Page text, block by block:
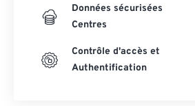
Données sécurisées
Centres
Contrôle d'accès et
Authentification